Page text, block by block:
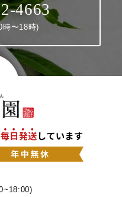
4663
時〜18時)